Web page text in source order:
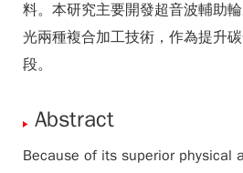
料。本研究主要開發超音波輔助
光兩種複合加工技術，作為提升
段。
Abstract
Because of its superior physical